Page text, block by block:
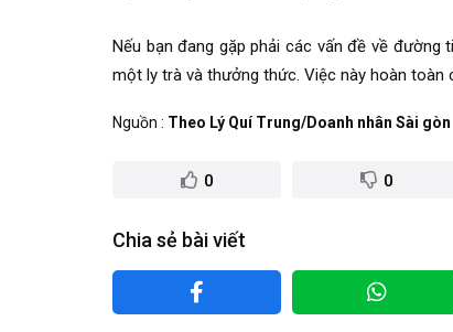
Nếu bạn đang gặp phải các vấn đề về đường
một ly trà và thưởng thức. Việc này hoàn
Nguồn Theo Lý Quí Trung/Doanh nhân Sài gòn
0 0
Chia sẻ bài viết